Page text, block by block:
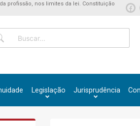
profissão, nos limites da lei. Constituição
Legislação Jurisprudência